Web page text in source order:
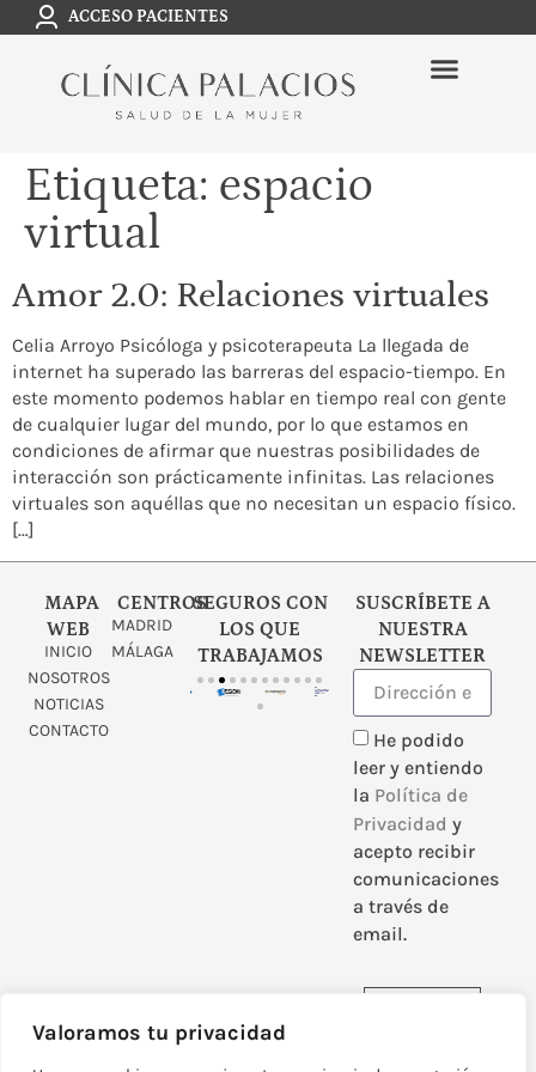
Valoramos tu privacidad
ACCESO PACIENTES
Etiqueta: espacio
virtual
Amor 2.0: Relaciones virtuales
Celia Arroyo Psicóloga y psicoterapeuta La llegada de
internet ha superado las barreras del espacio-tiempo. En
este momento podemos hablar en tiempo real con gente
de cualquier lugar del mundo, por lo que estamos en
condiciones de afirmar que nuestras posibilidades de
interacción son prácticamente infinitas. Las relaciones
virtuales son aquéllas que no necesitan un espacio físico.
[…]
MAPA
WEB
INICIO
NOSOTROS
NOTICIAS
CONTACTO
CENTROS
MADRID
MÁLAGA
SEGUROS CON
LOS QUE
TRABAJAMOS
SUSCRÍBETE A
NUESTRA
NEWSLETTER
He podido
leer y entiendo
la Política de
Privacidad y
acepto recibir
comunicaciones
a través de
email.